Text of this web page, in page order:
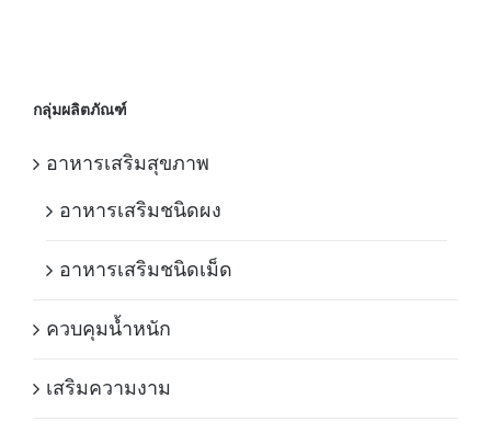
กลุ่มผลิตภัณฑ์
อาหารเสริมสุขภาพ
อาหารเสริมชนิดผง
อาหารเสริมชนิดเม็ด
ควบคุมน้ำหนัก
เสริมความงาม